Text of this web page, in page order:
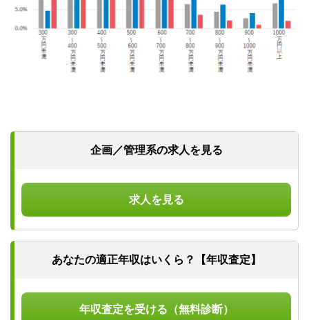
企画／管理系の求人を見る
求人を見る
あなたの適正年収はいくら？【年収査定】
年収査定を受ける（無料診断）